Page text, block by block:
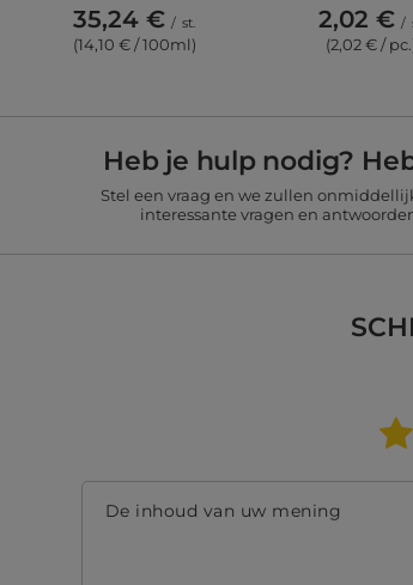
35,24 € / st.
(14,10 € / 100ml)
2,02 € /
(2,02 € /
Heb je hulp nodig?
Stel een vraag en we zullen
interessante vragen en
De inhoud van uw mening